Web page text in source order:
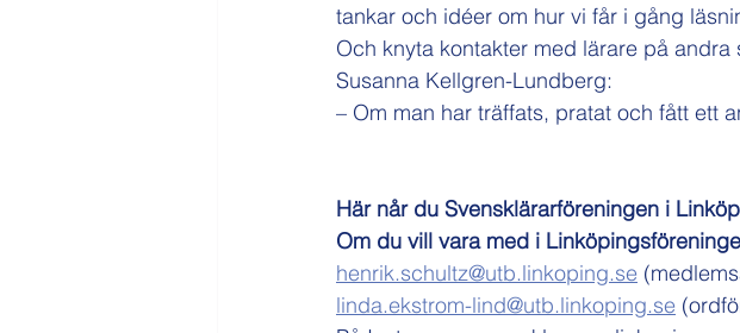
tankar och idéer om hur vi får i gång
Och knyta kontakter med lärare på
Susanna Kellgren-Lundberg:
– Om man har träffats, pratat och fått ett
Här når du Svensklärarföreningen i
Om du vill vara med i
henrik.schultz@utb.linkoping.se
linda.ekstrom-lind@utb.linkoping.se